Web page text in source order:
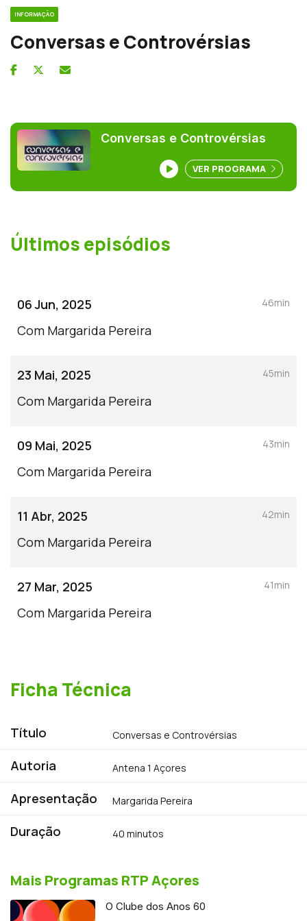
INFORMAÇÃO
Conversas e Controvérsias
Conversas e Controvérsias
VER PROGRAMA
Últimos episódios
06 Jun, 2025
Com Margarida Pereira
46min
23 Mai, 2025
Com Margarida Pereira
45min
09 Mai, 2025
Com Margarida Pereira
43min
11 Abr, 2025
Com Margarida Pereira
42min
27 Mar, 2025
Com Margarida Pereira
41min
Ficha Técnica
Título Conversas e Controvérsias
Autoria Antena 1 Açores
Apresentação Margarida Pereira
Duração 40 minutos
Mais Programas RTP Açores
O Clube dos Anos 60